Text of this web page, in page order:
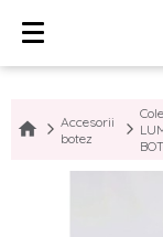
Accesorii
botez